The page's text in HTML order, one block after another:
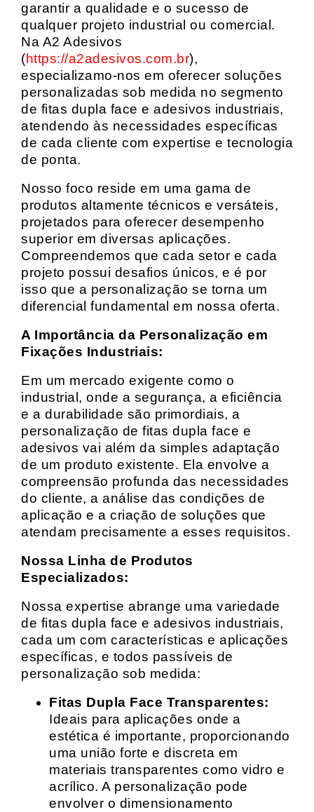
garantir a qualidade e o sucesso de
qualquer projeto industrial ou comercial.
Na A2 Adesivos
(https://a2adesivos.com.br),
especializamo-nos em oferecer soluções
personalizadas sob medida no segmento
de fitas dupla face e adesivos industriais,
atendendo às necessidades específicas
de cada cliente com expertise e tecnologia
de ponta.
Nosso foco reside em uma gama de
produtos altamente técnicos e versáteis,
projetados para oferecer desempenho
superior em diversas aplicações.
Compreendemos que cada setor e cada
projeto possui desafios únicos, e é por
isso que a personalização se torna um
diferencial fundamental em nossa oferta.
A Importância da Personalização em
Fixações Industriais:
Em um mercado exigente como o
industrial, onde a segurança, a eficiência
e a durabilidade são primordiais, a
personalização de fitas dupla face e
adesivos vai além da simples adaptação
de um produto existente. Ela envolve a
compreensão profunda das necessidades
do cliente, a análise das condições de
aplicação e a criação de soluções que
atendam precisamente a esses requisitos.
Nossa Linha de Produtos
Especializados:
Nossa expertise abrange uma variedade
de fitas dupla face e adesivos industriais,
cada um com características e aplicações
específicas, e todos passíveis de
personalização sob medida:
Fitas Dupla Face Transparentes:
Ideais para aplicações onde a
estética é importante, proporcionando
uma união forte e discreta em
materiais transparentes como vidro e
acrílico. A personalização pode
envolver o dimensionamento